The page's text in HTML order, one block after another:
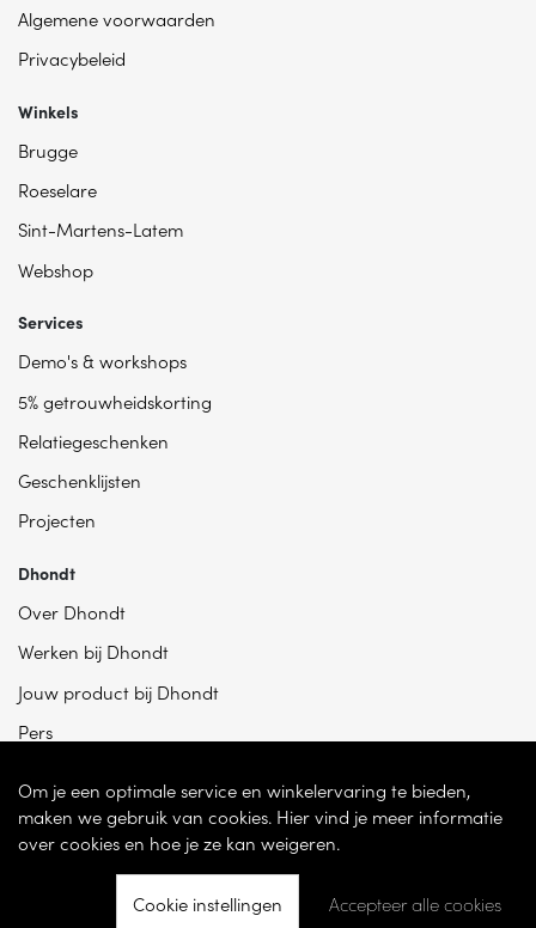
Algemene voorwaarden
Privacybeleid
Winkels
Brugge
Roeselare
Sint-Martens-Latem
Webshop
Services
Demo's & workshops
5% getrouwheidskorting
Relatiegeschenken
Geschenklijsten
Projecten
Dhondt
Over Dhondt
Werken bij Dhondt
Jouw product bij Dhondt
Pers
Om je een optimale service en winkelervaring te bieden,
maken we gebruik van cookies. Hier vind je meer informatie
over cookies en hoe je ze kan weigeren.
Cookie instellingen Accepteer alle cookies